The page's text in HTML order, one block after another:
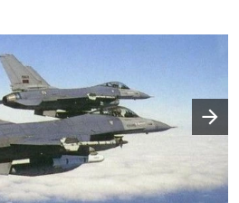
Następny slajd